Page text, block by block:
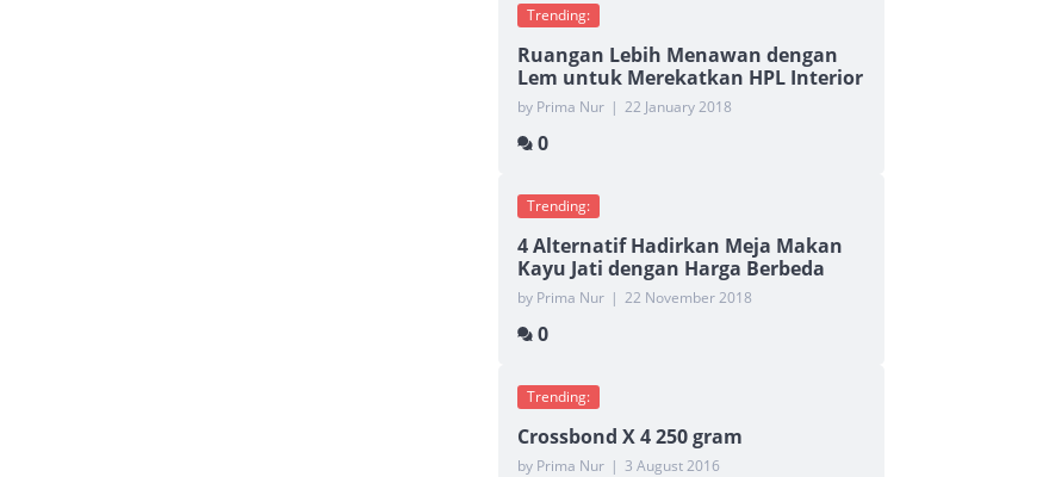
Trending:
Ruangan Lebih Menawan dengan
Lem untuk Merekatkan HPL Interior
by Prima Nur | 22 January 2018
0
Trending:
4 Alternatif Hadirkan Meja Makan
Kayu Jati dengan Harga Berbeda
by Prima Nur | 22 November 2018
0
Trending:
Crossbond X 4 250 gram
by Prima Nur | 3 August 2016